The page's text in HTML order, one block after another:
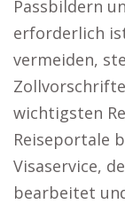
Passbildern
erforderlich
vermeiden,
wichtigsten
Reiseportale
Visaservice,
bearbeitet